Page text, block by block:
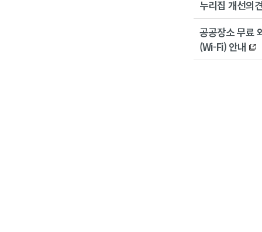
누리집 개선의
공공장소 무료
(Wi-Fi) 안내